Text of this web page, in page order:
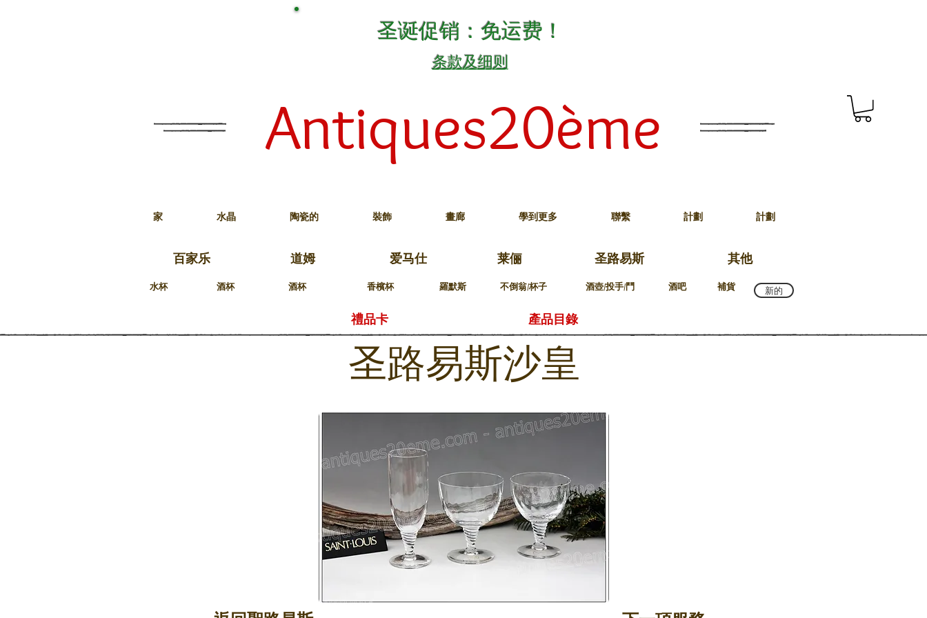
圣诞促销：免运费！
条款及细则
Antiques20ème
家 水晶 陶瓷的 裝飾 畫廊 學到更多 聯繫 計劃 計劃
百家乐 道姆 爱马仕 莱俪 圣路易斯 其他
水杯 酒杯 酒杯 香檳杯 羅默斯 不倒翁/杯子 酒壺/投手/鬥 酒吧 補貨 新的
禮品卡 產品目錄
圣路易斯沙皇